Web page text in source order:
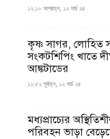
১২:১০ অপরাহ্ন, ১২ মার্চ ২৪
কৃষ্ণ সাগর, লোহিত
সংকটশিপিং খাতে
আঙ্কটাডের
১১:৫২ পূর্বাহ্ন, ১২ মার্চ ২৪
মধ্যপ্রাচ্যের
পরিবহন ভাড়া